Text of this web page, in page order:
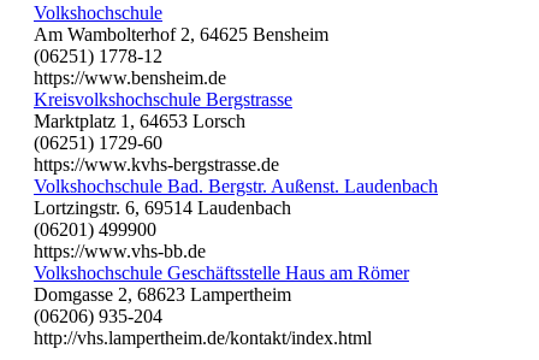
Volkshochschule
Am Wambolterhof 2, 64625 Bensheim
(06251) 1778-12
https://www.bensheim.de
Kreisvolkshochschule Bergstrasse
Marktplatz 1, 64653 Lorsch
(06251) 1729-60
https://www.kvhs-bergstrasse.de
Volkshochschule Bad. Bergstr. Außenst. Laudenbach
Lortzingstr. 6, 69514 Laudenbach
(06201) 499900
https://www.vhs-bb.de
Volkshochschule Geschäftsstelle Haus am Römer
Domgasse 2, 68623 Lampertheim
(06206) 935-204
http://vhs.lampertheim.de/kontakt/index.html